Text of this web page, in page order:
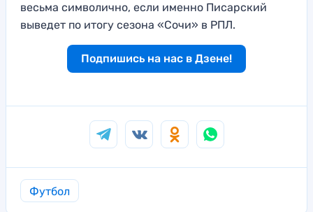
весьма символично, если именно Писарский
выведет по итогу сезона «Сочи» в РПЛ.
Подпишись на нас в Дзене!
Футбол